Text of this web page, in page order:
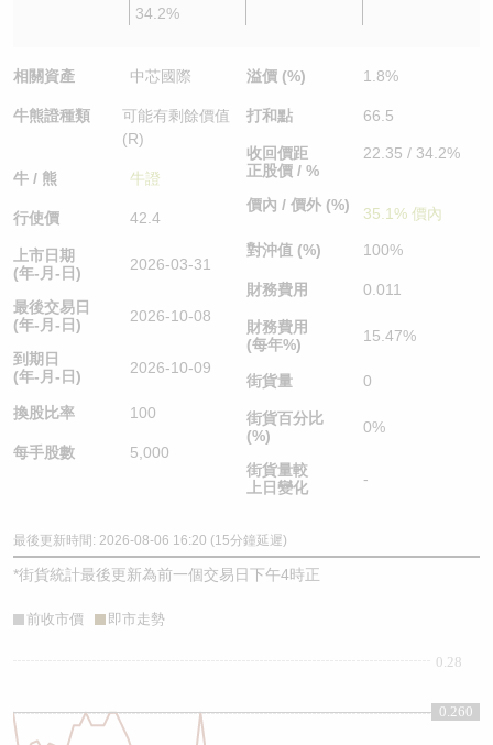
34.2%
相關資產 中芯國際
牛熊證種類
可能有剩餘價值
(R)
牛 / 熊 牛證
行使價 42.4
上市日期
(年-月-日)
2026-03-31
最後交易日
(年-月-日)
2026-10-08
到期日
(年-月-日)
2026-10-09
換股比率 100
每手股數 5,000
溢價 (%) 1.8%
打和點 66.5
收回價距
正股價 / %
22.35 / 34.2%
價內 / 價外 (%) 35.1% 價內
對沖值 (%) 100%
財務費用 0.011
財務費用
(每年%)
15.47%
街貨量 0
街貨百分比
(%)
0%
街貨量較
上日變化
-
最後更新時間: 2026-08-06 16:20 (15分鐘延遲)
*街貨統計最後更新為前一個交易日下午4時正
前收市價 即市走勢
0.26
0.28
0.260